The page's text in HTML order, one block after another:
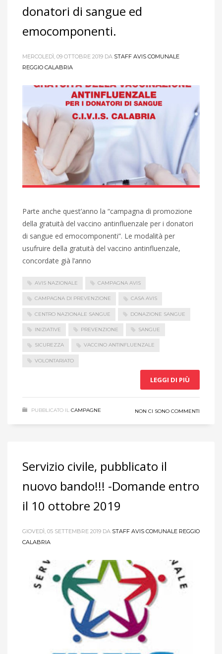
donatori di sangue ed
emocomponenti.
MERCOLEDÌ, 09 OTTOBRE 2019 DA STAFF AVIS COMUNALE
REGGIO CALABRIA
Parte anche quest’anno la “campagna di promozione
della gratuità del vaccino antinfluenzale per i donatori
di sangue ed emocomponenti”. Le modalità per
usufruire della gratuità del vaccino antinfluenzale,
concordate già l’anno
AVIS NAZIONALE CAMPAGNA AVIS
CAMPAGNA DI PREVENZIONE CASA AVIS
CENTRO NAZIONALE SANGUE DONAZIONE SANGUE
INIZIATIVE PREVENZIONE SANGUE
SICUREZZA VACCINO ANTINFLUENZALE
VOLONTARIATO
LEGGI DI PIÙ
PUBBLICATO IL CAMPAGNE NON CI SONO COMMENTI
Servizio civile, pubblicato il
nuovo bando!!! -Domande entro
il 10 ottobre 2019
GIOVEDÌ, 05 SETTEMBRE 2019 DA STAFF AVIS COMUNALE REGGIO
CALABRIA